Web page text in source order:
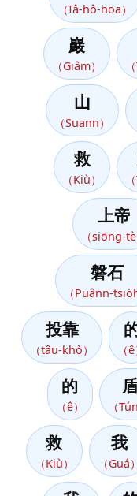
（Iâ-hô-hoa）
巖
（Giâm）
山
（Suann）
救
（Kiù）
上帝
（siōng-tè
磐石
（Puânn-tsio̍h
投靠
（tâu-khò） （ê
的
（ê） （
救
（Kiù）
我
（Guá）